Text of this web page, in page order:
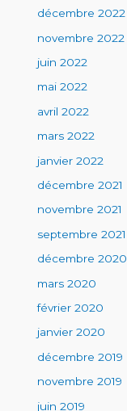
décembre 2022
novembre 2022
juin 2022
mai 2022
avril 2022
mars 2022
janvier 2022
décembre 2021
novembre 2021
septembre 2021
décembre 2020
mars 2020
février 2020
janvier 2020
décembre 2019
novembre 2019
juin 2019